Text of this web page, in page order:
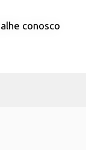
conosco
conosco